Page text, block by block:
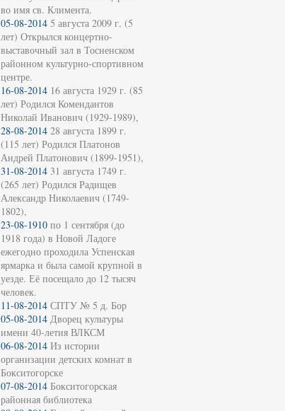
во имя св. Климента.
05-08-2014 5 августа 2009 г. (5
лет) Открылся концертно-
выставочный зал в Тосненском
районном культурно-спортивном
центре.
16-08-2014 16 августа 1929 г. (85
лет) Родился Комендантов
Николай Иванович (1929-1989),
28-08-2014 28 августа 1899 г.
(115 лет) Родился Платонов
Андрей Платонович (1899-1951),
31-08-2014 31 августа 1749 г.
(265 лет) Родился Радищев
Александр Николаевич (1749-
1802),
23-08-1910 по 1 сентября (до
1918 года) в Новой Ладоге
ежегодно проходила Успенская
ярмарка и была самой крупной в
уезде. Её посещало до 12 тысяч
человек.
11-08-2014 СПТУ № 5 д. Бор
05-08-2014 Дворец культуры
имени 40-летия ВЛКСМ
06-08-2014 Из истории
организации детских комнат в
Бокситогорске
07-08-2014 Бокситогорская
районная библиотека